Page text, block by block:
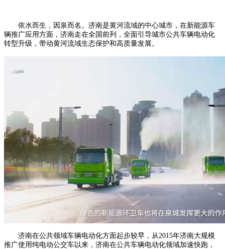
依水而生，因泉而名。济南是黄河流域的中心城市，在新能源车
辆推广应用方面，济南走在全国前列，全面引导城市公共车辆电动化
转型升级，带动黄河流域生态保护和高质量发展。
济南在公共领域车辆电动化方面起步较早，从2015年济南大规模
推广使用纯电动公交车以来，济南在公共车辆电动化领域加速快跑，